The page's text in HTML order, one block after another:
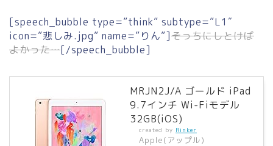
[speech_bubble type=”think” subtype=”L1″
icon=”悲しみ.jpg” name=”りん”]そっちにしとけば
よかった…[/speech_bubble]
MRJN2J/A ゴールド iPad
9.7インチ Wi-Fiモデル
32GB(iOS)
created by Rinker
Apple(アップル)